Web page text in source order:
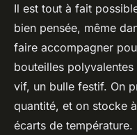
Il est tout à fait
bien pensée, même
faire accompagner
bouteilles
vif, un bulle festif. On
quantité, et on stocke
écarts de température.